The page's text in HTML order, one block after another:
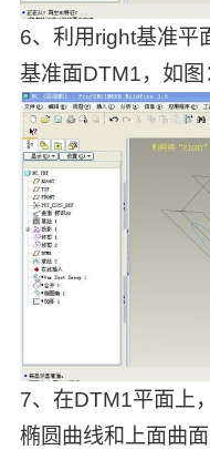
6、利用right基准平
基准面DTM1，如图
7、在DTM1平面上
椭圆曲线和上面曲